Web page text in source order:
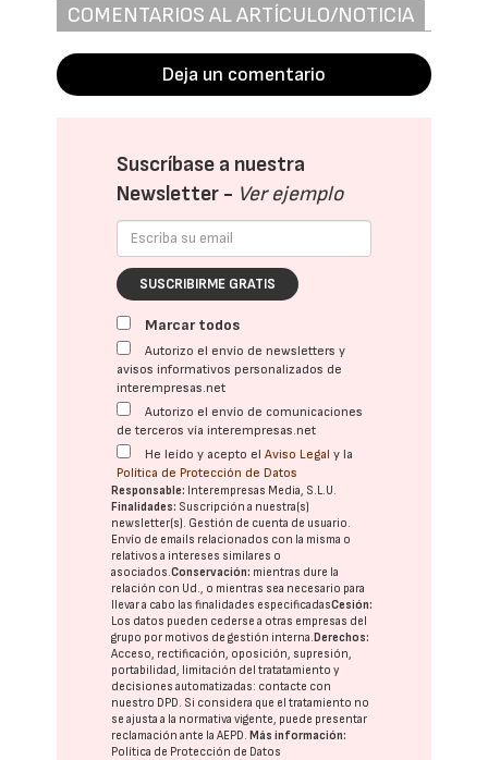
COMENTARIOS AL ARTÍCULO/NOTICIA
Deja un comentario
Suscríbase a nuestra
Newsletter - Ver ejemplo
SUSCRIBIRME GRATIS
Marcar todos
Autorizo el envío de newsletters y
avisos informativos personalizados de
interempresas.net
Autorizo el envío de comunicaciones
de terceros vía interempresas.net
He leído y acepto elAviso Legal y la
Política de Protección de Datos
Responsable: Interempresas Media, S.L.U.
Finalidades: Suscripción a nuestra(s)
newsletter(s). Gestión de cuenta de usuario.
Envío de emails relacionados con la misma o
relativos a intereses similares o
asociados.Conservación: mientras dure la
relación con Ud., o mientras sea necesario para
llevar a cabo las finalidades especificadasCesión:
Los datos pueden cederse a otras empresas del
grupo por motivos de gestión interna.Derechos:
Acceso, rectificación, oposición, supresión,
portabilidad, limitación del tratatamiento y
decisiones automatizadas: contacte con
nuestro DPD . Si considera que el tratamiento no
se ajusta a la normativa vigente, puede presentar
reclamación ante laAEPD .Más información:
Política de Protección de Datos